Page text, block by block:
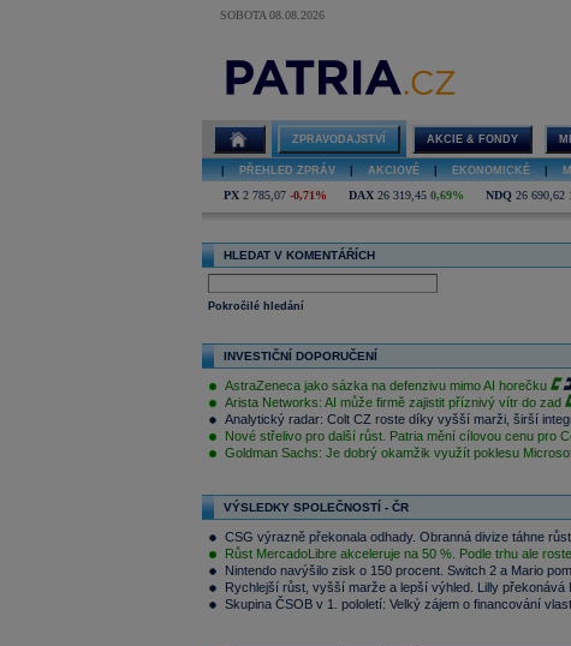
SOBOTA 08.08.2026
ZPRAVODAJSTVÍ AKCIE & FONDY
PŘEHLED ZPRÁV AKCIOVÉ EKONOMICKÉ
PX 2 785,07 -0,71% DAX 26 319,45 0,69% NDQ 26 690,62
HLEDAT V KOMENTÁŘÍCH
Pokročilé hledání
INVESTIČNÍ DOPORUČENÍ
AstraZeneca jako sázka na defenzivu mimo AI horečku
Arista Networks: AI může firmě zajistit příznivý vítr do zad
Analytický radar: Colt CZ roste díky vyšší marži, širší
Nové střelivo pro další růst. Patria mění cílovou cenu pro
Goldman Sachs: Je dobrý okamžik využít poklesu
VÝSLEDKY SPOLEČNOSTÍ - ČR
CSG výrazně překonala odhady. Obranná divize táhne
Růst MercadoLibre akceleruje na 50 %. Podle trhu ale
Nintendo navýšilo zisk o 150 procent. Switch 2 a Mario
Rychlejší růst, vyšší marže a lepší výhled. Lilly překonává
Skupina ČSOB v 1. pololetí: Velký zájem o financování